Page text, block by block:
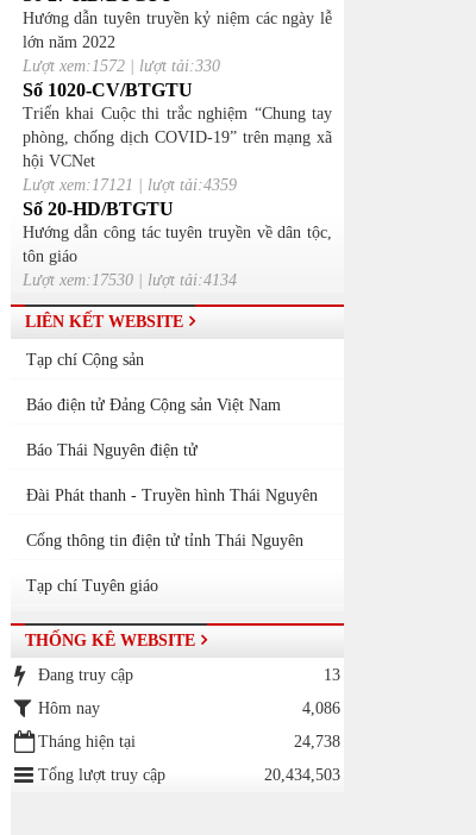
Hướng dẫn tuyên truyền kỷ niệm các ngày lễ
lớn năm 2022
Lượt xem:1572 | lượt tải:330
Số 1020-CV/BTGTU
Triển khai Cuộc thi trắc nghiệm “Chung tay
phòng, chống dịch COVID-19” trên mạng xã
hội VCNet
Lượt xem:17121 | lượt tải:4359
Số 20-HD/BTGTU
Hướng dẫn công tác tuyên truyền về dân tộc,
tôn giáo
Lượt xem:17530 | lượt tải:4134
LIÊN KẾT WEBSITE
Tạp chí Cộng sản
Báo điện tử Đảng Cộng sản Việt Nam
Báo Thái Nguyên điện tử
Đài Phát thanh - Truyền hình Thái Nguyên
Cổng thông tin điện tử tỉnh Thái Nguyên
Tạp chí Tuyên giáo
THỐNG KÊ WEBSITE
Đang truy cập
13
Hôm nay
4,086
Tháng hiện tại
24,738
Tổng lượt truy cập
20,434,503